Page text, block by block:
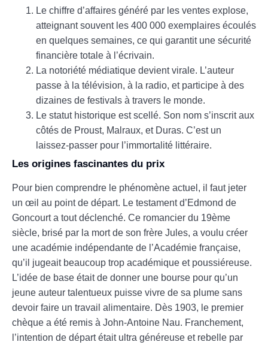
Le chiffre d’affaires généré par les ventes explose,
atteignant souvent les 400 000 exemplaires écoulés
en quelques semaines, ce qui garantit une sécurité
financière totale à l’écrivain.
La notoriété médiatique devient virale. L’auteur
passe à la télévision, à la radio, et participe à des
dizaines de festivals à travers le monde.
Le statut historique est scellé. Son nom s’inscrit aux
côtés de Proust, Malraux, et Duras. C’est un
laissez-passer pour l’immortalité littéraire.
Les origines fascinantes du prix
Pour bien comprendre le phénomène actuel, il faut jeter
un œil au point de départ. Le testament d’Edmond de
Goncourt a tout déclenché. Ce romancier du 19ème
siècle, brisé par la mort de son frère Jules, a voulu créer
une académie indépendante de l’Académie française,
qu’il jugeait beaucoup trop académique et poussiéreuse.
L’idée de base était de donner une bourse pour qu’un
jeune auteur talentueux puisse vivre de sa plume sans
devoir faire un travail alimentaire. Dès 1903, le premier
chèque a été remis à John-Antoine Nau. Franchement,
l’intention de départ était ultra généreuse et rebelle par